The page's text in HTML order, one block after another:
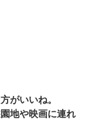
がいいね。
地や映画に連れ